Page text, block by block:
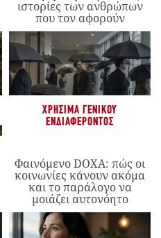
ιστορίες των ανθρώπων
που τον αφορούν
ΧΡΉΣΙΜΑ ΓΕΝΙΚΟΎ
ΕΝΔΙΑΦΈΡΟΝΤΟΣ
Φαινόμενο DOXA: πώς οι
κοινωνίες κάνουν ακόμα
και το παράλογο να
μοιάζει αυτονόητο